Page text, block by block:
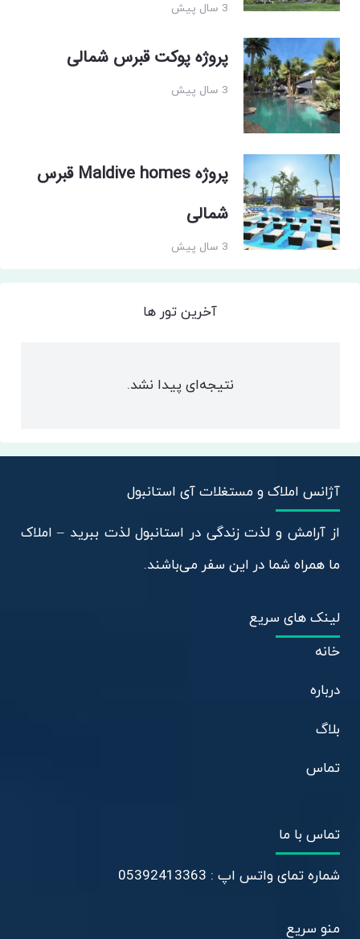
3 سال پیش
پروژه پوکت قبرس شمالی
3 سال پیش
پروژه Maldive homes قبرس
شمالی
3 سال پیش
آخرین تور ها
نتیجه‌ای پیدا نشد.
آژانس املاک و مستغلات آی استانبول
از آرامش و لذت زندگی در استانبول لذت ببرید – املاک
ما همراه شما در این سفر می‌باشند.
لینک های سریع
خانه
درباره
بلاگ
تماس
تماس با ما
شماره تمای واتس اپ : 05392413363
منو سریع